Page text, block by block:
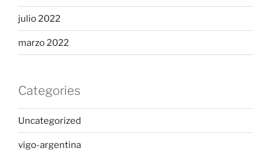
julio 2022
marzo 2022
Categories
Uncategorized
vigo-argentina